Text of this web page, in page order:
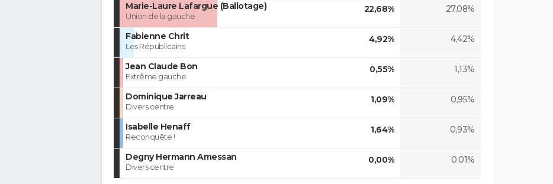
Marie-Laure Lafargue (Ballotage)
Union de la gauche
22,68% 27,08%
Fabienne Chrit
Les Républicains
4,92% 4,42%
Jean Claude Bon
Extrême gauche
0,55% 1,13%
Dominique Jarreau
Divers centre
1,09% 0,95%
Isabelle Henaff
Reconquête !
1,64% 0,93%
Degny Hermann Amessan
Divers centre
0,00% 0,01%